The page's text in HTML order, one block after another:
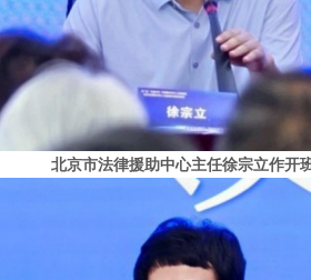
北京市法律援助中心主任徐宗立作开